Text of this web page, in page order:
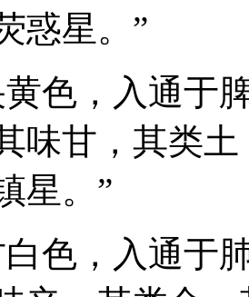
惑星。”
，入通于脾
味甘，其类
星。”
，入通于肺